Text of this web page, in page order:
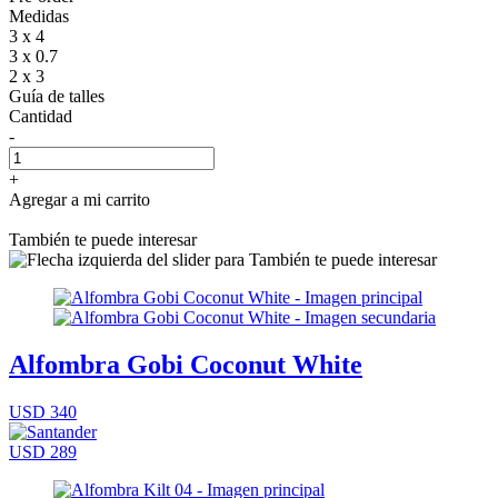
Medidas
3 x 4
3 x 0.7
2 x 3
Guía de talles
Cantidad
-
+
Agregar a mi carrito
También te puede interesar
Alfombra Gobi Coconut White
USD 340
USD 289